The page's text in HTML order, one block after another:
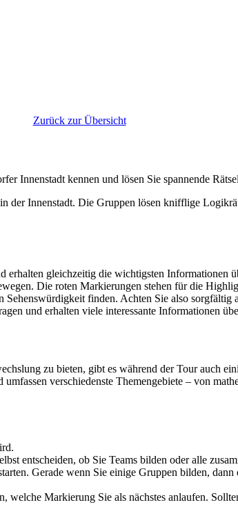
Zurück zur Übersicht
Innenstadt kennen und lösen Sie spannende
gleichzeitig die wichtigsten Informationen
Die roten Markierungen stehen für die
finden. Achten Sie also
und erhalten viele interessante Informationen
zu bieten, gibt es während der Tour auch
verschiedenste Themengebiete – von
entscheiden, ob Sie Teams bilden oder alle
Gerade wenn Sie einige Gruppen bilden,
Markierung Sie als nächstes anlaufen.